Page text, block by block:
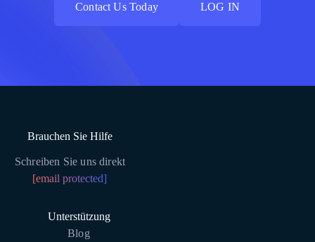
Contact Us Today
LOG IN
Brauchen Sie Hilfe
Schreiben Sie uns direkt
[email protected]
Unterstützung
Blog